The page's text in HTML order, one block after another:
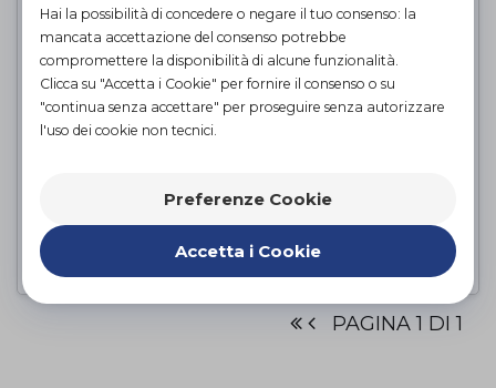
PROVA E ACQUISTA IN NEGOZIO DA
PAGINA 1 DI 1
Hai la possibilità di concedere o negare il tuo consenso: la
mancata accettazione del consenso potrebbe
compromettere la disponibilità di alcune funzionalità.
Clicca su "Accetta i Cookie" per fornire il consenso o su
"continua senza accettare" per proseguire senza autorizzare
l'uso dei cookie non tecnici.
Preferenze Cookie
Accetta i Cookie